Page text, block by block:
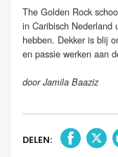
The Golden Rock
in Caribisch Nederland
hebben. Dekker is blij
en passie werken aan
door Jamila Baaziz
DELEN: